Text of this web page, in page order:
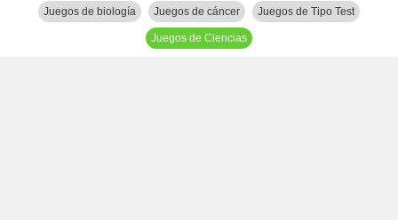
Juegos de biología Juegos de cáncer Juegos de Tipo Test
Juegos de Ciencias